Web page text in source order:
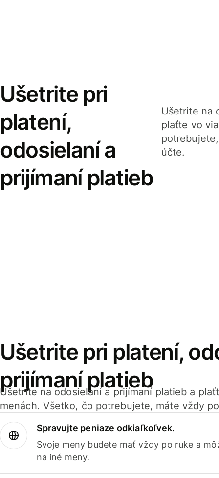
Ušetrite pri
platení,
odosielaní a
prijímaní platieb
Ušetrite na
plaťte vo
účte.
Ušetrite pri platení,
prijímaní platieb
Ušetrite na odosielaní a prijímaní platieb a
menách. Všetko, čo potrebujete, máte vždy
Spravujte peniaze odkiaľkoľvek.
Svoje meny budete mať vždy po ruke a
na iné meny.